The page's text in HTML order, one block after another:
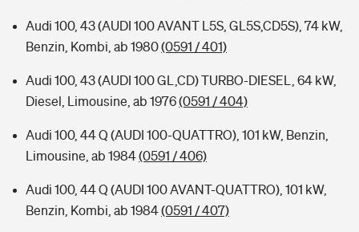
Audi 100, 43 (AUDI 100 AVANT L5S, GL5S,CD5S), 74 kW,
Benzin, Kombi, ab 1980(0591 / 401)
Audi 100, 43 (AUDI 100 GL,CD) TURBO-DIESEL, 64 kW,
Diesel, Limousine, ab 1976(0591 / 404)
Audi 100, 44 Q (AUDI 100-QUATTRO), 101 kW, Benzin,
Limousine, ab 1984(0591 / 406)
Audi 100, 44 Q (AUDI 100 AVANT-QUATTRO), 101 kW,
Benzin, Kombi, ab 1984(0591 / 407)